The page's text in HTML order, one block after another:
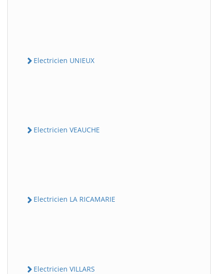
Electricien UNIEUX
Electricien VEAUCHE
Electricien LA RICAMARIE
Electricien VILLARS